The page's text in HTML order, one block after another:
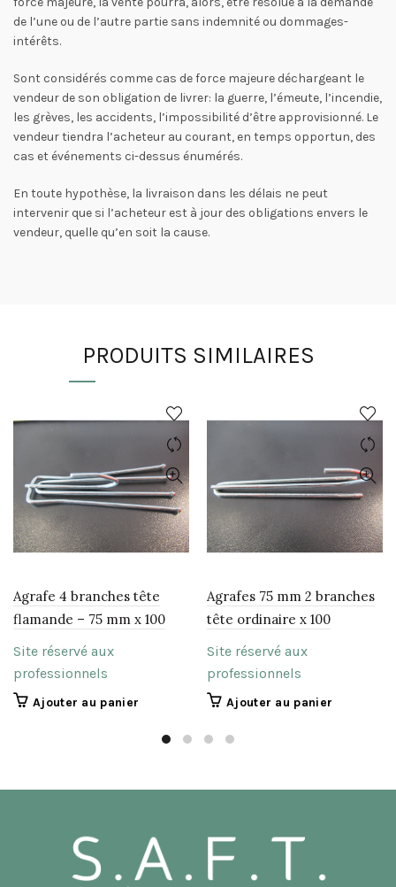
de l’une ou de l’autre partie sans indemnité ou dommages-
intérêts.
Sont considérés comme cas de force majeure déchargeant le
vendeur de son obligation de livrer: la guerre, l’émeute, l’incendie,
les grèves, les accidents, l’impossibilité d’être approvisionné. Le
vendeur tiendra l’acheteur au courant, en temps opportun, des
cas et événements ci-dessus énumérés.
En toute hypothèse, la livraison dans les délais ne peut
intervenir que si l’acheteur est à jour des obligations envers le
vendeur, quelle qu’en soit la cause.
PRODUITS SIMILAIRES
Agrafe 4 branches tête
flamande – 75 mm x 100
Site réservé aux
professionnels
Ajouter au panier
Agrafes 75 mm 2 branches
tête ordinaire x 100
Site réservé aux
professionnels
Ajouter au panier